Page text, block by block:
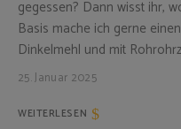
gegessen? Dann wisst ihr,
Basis mache ich gerne
Dinkelmehl und mit
25. Januar 2025
WEITERLESEN